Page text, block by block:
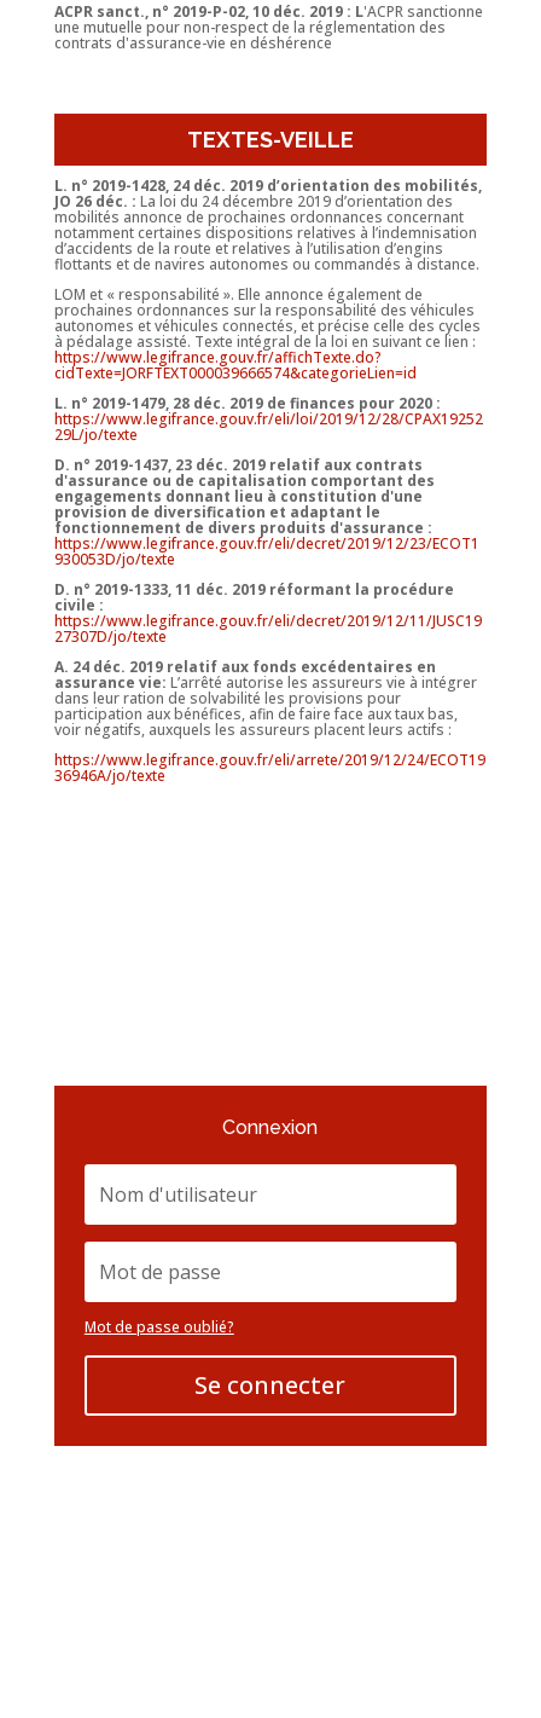
ACPR sanct., n° 2019-P-02, 10 déc. 2019 : L'ACPR sanctionne
une mutuelle pour non-respect de la réglementation des
contrats d'assurance-vie en déshérence
TEXTES-VEILLE
L. n° 2019-1428, 24 déc. 2019 d’orientation des mobilités,
JO 26 déc. : La loi du 24 décembre 2019 d’orientation des
mobilités annonce de prochaines ordonnances concernant
notamment certaines dispositions relatives à l’indemnisation
d’accidents de la route et relatives à l’utilisation d’engins
flottants et de navires autonomes ou commandés à distance.
LOM et « responsabilité ». Elle annonce également de
prochaines ordonnances sur la responsabilité des véhicules
autonomes et véhicules connectés, et précise celle des cycles
à pédalage assisté. Texte intégral de la loi en suivant ce lien :
https://www.legifrance.gouv.fr/affichTexte.do?
cidTexte=JORFTEXT000039666574&categorieLien=id
L. n° 2019-1479, 28 déc. 2019 de finances pour 2020 :
https://www.legifrance.gouv.fr/eli/loi/2019/12/28/CPAX19252
29L/jo/texte
D. n° 2019-1437, 23 déc. 2019 relatif aux contrats
d'assurance ou de capitalisation comportant des
engagements donnant lieu à constitution d'une
provision de diversification et adaptant le
fonctionnement de divers produits d'assurance :
https://www.legifrance.gouv.fr/eli/decret/2019/12/23/ECOT1
930053D/jo/texte
D. n° 2019-1333, 11 déc. 2019 réformant la procédure
civile :
https://www.legifrance.gouv.fr/eli/decret/2019/12/11/JUSC19
27307D/jo/texte
A. 24 déc. 2019 relatif aux fonds excédentaires en
assurance vie: L’arrêté autorise les assureurs vie à intégrer
dans leur ration de solvabilité les provisions pour
participation aux bénéfices, afin de faire face aux taux bas,
voir négatifs, auxquels les assureurs placent leurs actifs :
https://www.legifrance.gouv.fr/eli/arrete/2019/12/24/ECOT19
36946A/jo/texte
Connexion
Mot de passe oublié?
Se connecter